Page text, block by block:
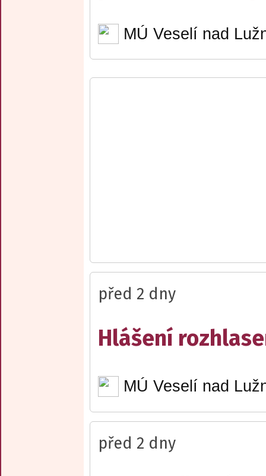
MÚ Veselí nad
před 2 dny
Hlášení
MÚ Veselí nad
před 2 dny